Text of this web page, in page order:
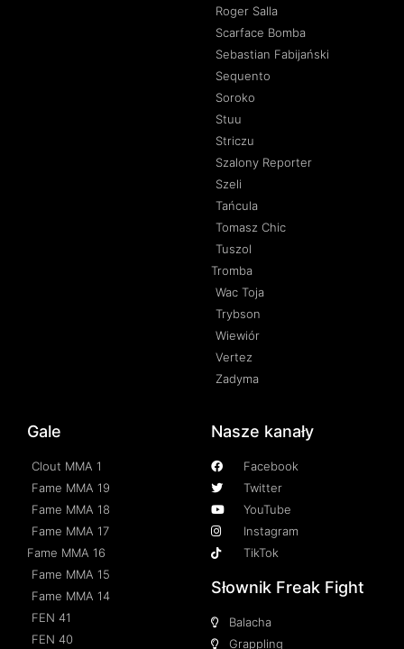
Roger Salla
Scarface Bomba
Sebastian Fabijański
Sequento
Soroko
Stuu
Striczu
Szalony Reporter
Szeli
Tańcula
Tomasz Chic
Tuszol
Tromba
Wac Toja
Trybson
Wiewiór
Vertez
Zadyma
Gale
Clout MMA 1
Fame MMA 19
Fame MMA 18
Fame MMA 17
Fame MMA 16
Fame MMA 15
Fame MMA 14
FEN 41
FEN 40
Nasze kanały
Facebook
Twitter
YouTube
Instagram
TikTok
Słownik Freak Fight
Balacha
Grappling